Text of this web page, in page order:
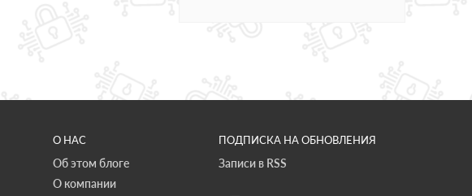
О НАС
Об этом блоге
О компании
ПОДПИСКА НА ОБНОВЛЕНИЯ
Записи в RSS